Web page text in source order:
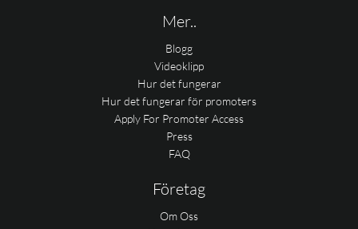
Mer..
Blogg
Videoklipp
Hur det fungerar
Hur det fungerar för promoters
Apply For Promoter Access
Press
FAQ
Företag
Om Oss